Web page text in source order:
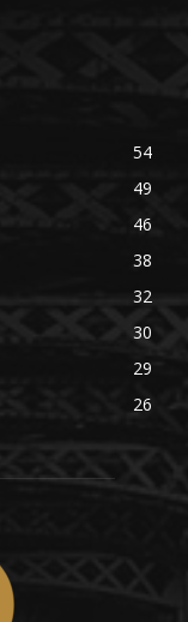
54
49
46
38
32
30
29
26